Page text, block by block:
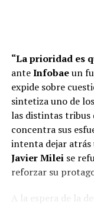
“La prioridad es
anteInfobaeun
expide sobre
sintetiza uno de
las distintas tribus
concentra sus
intenta dejar atrás
Javier Milei se
reforzar su
A la espera de la